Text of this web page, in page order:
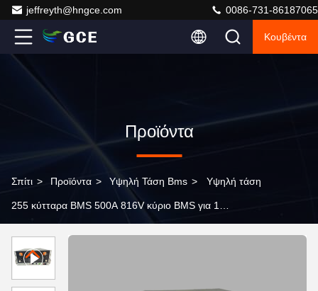
jeffreyth@hngce.com 0086-731-86187065
Κουβέντα
Προϊόντα
Σπίτι > Προϊόντα > Υψηλή Τάση Bms > Υψηλή τάση
255 κύτταρα BMS 500A 816V κύριο BMS για 1
MKWH από την αποθήκευση ηλιακής ενέργειας
πλέγματος